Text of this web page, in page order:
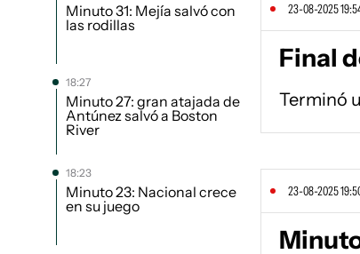
Minuto 31: Mejía salvó con
las rodillas
18:27
Minuto 27: gran atajada de
Antúnez salvó a Boston
River
18:23
Minuto 23: Nacional crece
en su juego
23-08-2025
Final
Terminó
23-08-2025